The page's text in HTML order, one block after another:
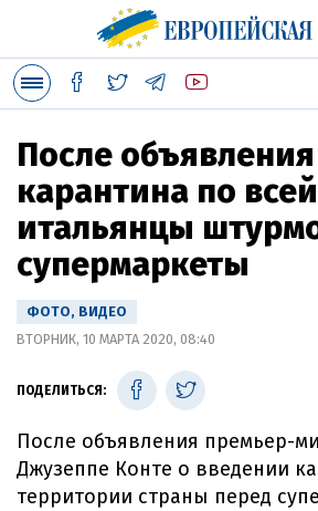
После объявления
карантина по
итальянцы
супермаркеты
ФОТО, ВИДЕО
ВТОРНИК, 10 МАРТА 2020, 08:40
ПОДЕЛИТЬСЯ:
После объявления премьер-
Джузеппе Конте о введении
территории страны перед